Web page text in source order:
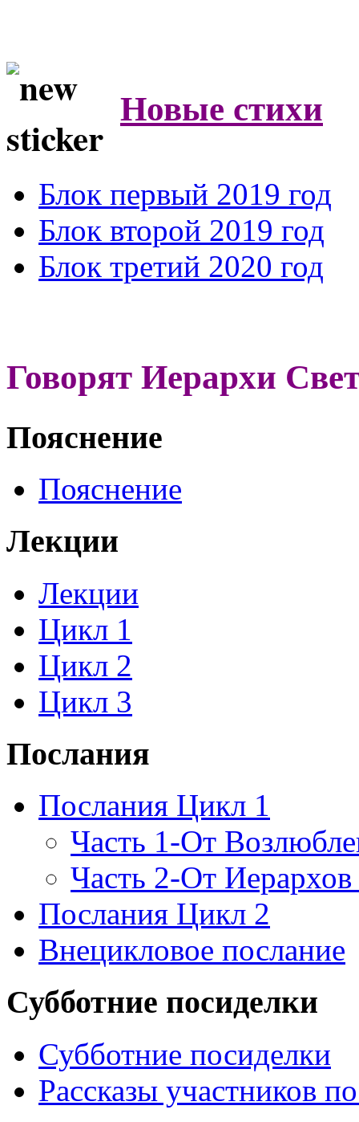
Новые стихи
Блок первый 2019 год
Блок второй 2019 год
Блок третий 2020 год
Говорят Иерархи
Пояснение
Пояснение
Лекции
Лекции
Цикл 1
Цикл 2
Цикл 3
Послания
Послания Цикл 1
Часть 1-От
Часть 2-От
Послания Цикл 2
Внецикловое послание
Субботние посиделки
Субботние посиделки
Рассказы участников